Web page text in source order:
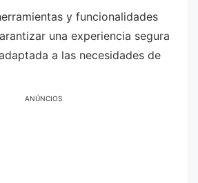
y funcionalidades
una experiencia segura
a las necesidades de
ANÚNCIOS